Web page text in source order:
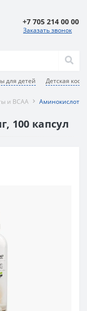
для детей Детская
+7 705 214 00 00
Заказать звонок
и BCAA
100 капсул